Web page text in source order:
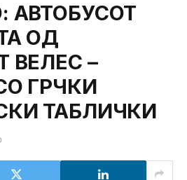
АВТОБУСОТ
ОД
ВЕЛЕС –
ГРЧКИ
ТАБЛИЧКИ